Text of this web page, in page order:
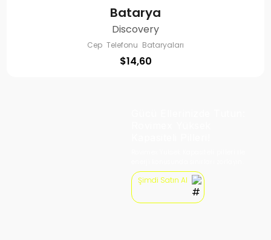
Batarya
Discovery
Cep Telefonu Bataryaları
$14,60
Şimdi Satın Al